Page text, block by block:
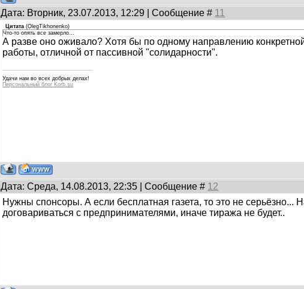
Дата: Вторник, 23.07.2013, 12:29 | Сообщение # 11
Цитата (OlegTikhonenko)
Что-то опять все замерло...
А разве оно оживало? Хотя бы по одному направлению
работы, отличной от пассивной "солидарности".
Удачи нам во всех добрых делах!
Персональный блог Korb.su
Дата: Среда, 14.08.2013, 22:35 | Сообщение # 12
Нужны спонсоры. А если бесплатная газета, то это не серьёзно...
договариваться с предпринимателями, иначе тиража не будет..